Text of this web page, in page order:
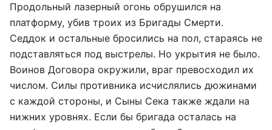
Продольный лазерный огонь обрушился на
платформу, убив троих из Бригады Смерти.
Седдок и остальные бросились на пол, стараясь не
подставляться под выстрелы. Но укрытия не было.
Воинов Договора окружили, враг превосходил их
числом. Силы противника исчислялись дюжинами
с каждой стороны, и Сыны Сека также ждали на
нижних уровнях. Если бы бригада осталась на